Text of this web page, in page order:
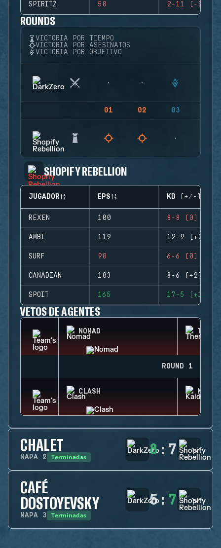
SPIRITZ 50 2-11 (-9)
ROUNDS
VICTORIA POR TIEMPO
VICTORIA POR ASESINATOS
VICTORIA POR OBJETIVO
01 02 03
SHOPIFY REBELLION
JUGADOR EPS KD (+/-)
REXEN 100 8-8 (0)
AMBI 119 12-9 (+3)
SURF 90 6-6 (0)
CANADIAN 103 8-6 (+2)
SPOIT 165 17-5 (+12)
VETOS DE AGENTES
NOMAD
ROUND 1
CLASH KAID
CHALET
MAPA 2 Terminadas 8: 7
CAFÉ
DOSTOYEVSKY
MAPA 3 Terminadas
5: 7